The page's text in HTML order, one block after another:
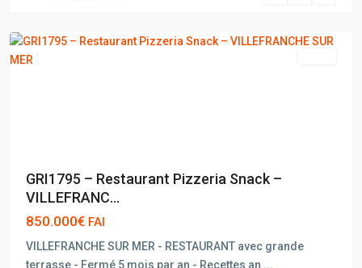
GRI1795 – Restaurant Pizzeria Snack –
VILLEFRANC...
850.000€ FAI
VILLEFRANCHE SUR MER - RESTAURANT avec grande
terrasse - Fermé 5 mois par an - Recettes an ...